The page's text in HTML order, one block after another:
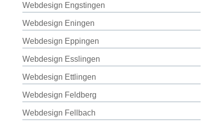
Webdesign Engstingen
Webdesign Eningen
Webdesign Eppingen
Webdesign Esslingen
Webdesign Ettlingen
Webdesign Feldberg
Webdesign Fellbach